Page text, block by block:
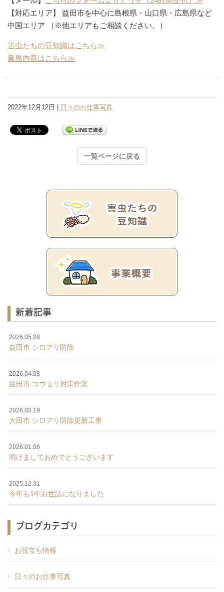
【対応エリア】 益田市を中心に島根県・山口県・広島県など
中国エリア （※他エリアもご相談ください。）
害虫たちの豆知識はこちら≫
業務内容はこちら≫
2022年12月12日 | 日々のお仕事写真
一覧ページに戻る
新着記事
2026.05.28
益田市 シロアリ防除
2026.04.03
益田市 コウモリ対策作業
2026.03.19
大田市 シロアリ防除更新工事
2026.01.06
明けましておめでとうございます
2025.12.31
今年も1年お世話になりました
ブログカテゴリ
お役立ち情報
日々のお仕事写真